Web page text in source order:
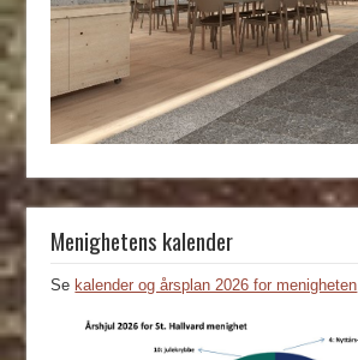
Menighetens kalender
Sekalender og årsplan 2026 for menigheten